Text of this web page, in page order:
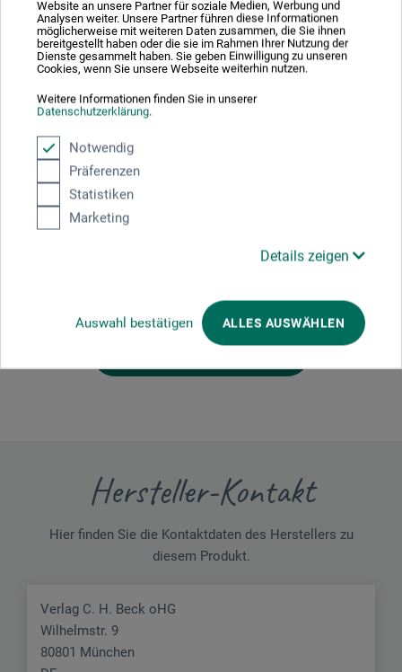
Website an unsere Partner für soziale Medien, Werbung und
Analysen weiter. Unsere Partner führen diese Informationen
möglicherweise mit weiteren Daten zusammen, die Sie ihnen
bereitgestellt haben oder die sie im Rahmen Ihrer Nutzung der
Dienste gesammelt haben. Sie geben Einwilligung zu unseren
Cookies, wenn Sie unsere Webseite weiterhin nutzen.
Weitere Informationen finden Sie in unserer
Datenschutzerklärung.
Notwendig
Präferenzen
Statistiken
Marketing
Details zeigen
Auswahl bestätigen ALLES AUSWÄHLEN
Kunst, nachdem aus einem einig-deutschen Vaterland
nach 1815 nichts geworden war. Viele unserer jungen
Helden sterben früh, ihre Bilder aber sind geblieben – als
2026
Produktbewertungen (0)
Schreiben Sie die erste Bewertung zu diesem Produkt
Hersteller-Kontakt
Hier finden Sie die Kontaktdaten des Herstellers zu
diesem Produkt.
Verlag C. H. Beck oHG
Wilhelmstr. 9
80801 München